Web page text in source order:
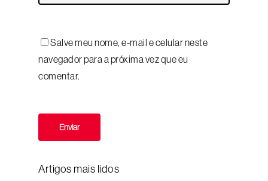
Salve meu nome, e-mail e celular neste
navegador para a próxima vez que eu
comentar.
Artigos mais lidos